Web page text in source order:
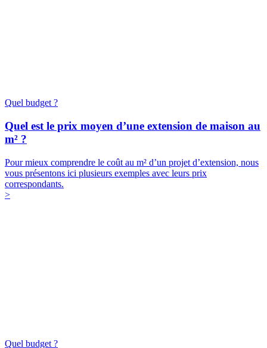
Quel budget ?
Quel est le prix moyen d’une extension de maison au
m² ?
Pour mieux comprendre le coût au m² d’un projet d’extension, nous
vous présentons ici plusieurs exemples avec leurs prix
correspondants.
>
Quel budget ?